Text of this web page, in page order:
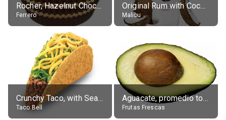
Rocher, Hazelnut Chocolate Ball
Ferrero
Original Rum with Coconut Flavour (21% alc.)
Malibu
Crunchy Taco, with Seasoned Beef
Taco Bell
Aguacate, promedio todos variedades, crudo
Frutas Frescas